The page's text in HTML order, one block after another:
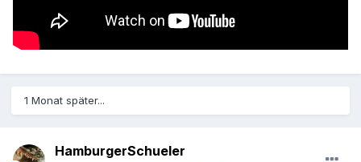
1 Monat später...
HamburgerSchueler